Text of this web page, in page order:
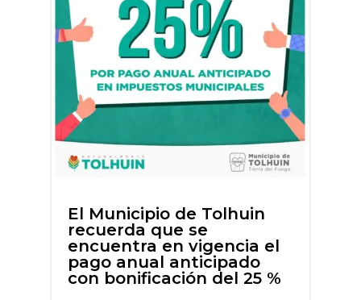
El Municipio de Tolhuin
recuerda que se
encuentra en vigencia el
pago anual anticipado
con bonificación del 25 %